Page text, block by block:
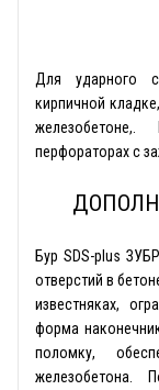
Для ударного
кирпичной
перфораторах с
Бур SDS-plus
отверстий в
известняках,
форма
поломку,
железобетона.